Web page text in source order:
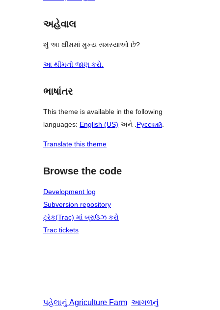
અહેવાલ
શું આ થીમમાં મુખ્ય સમસ્યાઓ છે?
આ થીમની જાણ કરો.
ભાષાંતર
This theme is available in the following
languages: English (US) અને .Русский.
Translate this theme
Browse the code
Development log
Subversion repository
ટ્રૅક(Trac) માં બ્રાઉઝ કરો
Trac tickets
પહેલાનું Agriculture Farm આગળનું